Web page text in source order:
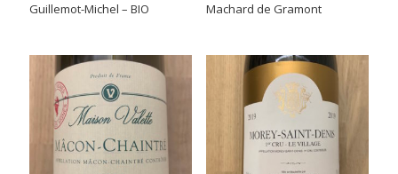
Guillemot-Michel – BIO Machard de Gramont